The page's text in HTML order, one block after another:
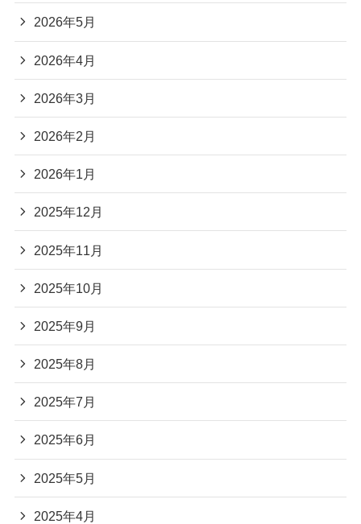
2026年5月
2026年4月
2026年3月
2026年2月
2026年1月
2025年12月
2025年11月
2025年10月
2025年9月
2025年8月
2025年7月
2025年6月
2025年5月
2025年4月